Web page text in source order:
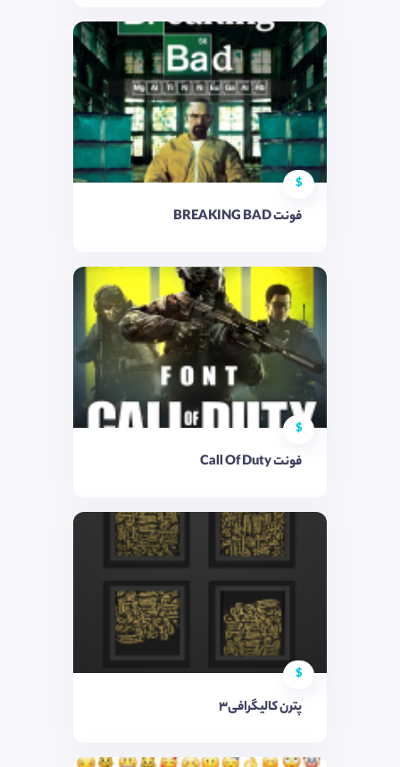
$
فونت BREAKING BAD
$
فونت Call Of Duty
$
پترن کالیگرافی3